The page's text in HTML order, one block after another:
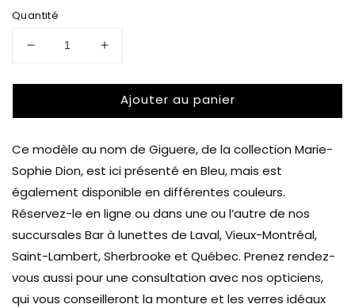
Quantité
Réduire
quantité
Marie-
Dion
-
Giguere
-
Bleu
|
Bar
lunettes
Augmenter
quantité
Marie-
Dion
-
Giguere
-
Bleu
|
Bar
lunettes
Ajouter au panier
Ce modèle au nom de Giguere, de la collection Marie-
Sophie Dion, est ici présenté en Bleu, mais est
également disponible en différentes couleurs.
Réservez-le en ligne ou dans une ou l’autre de nos
succursales Bar à lunettes de Laval, Vieux-Montréal,
Saint-Lambert, Sherbrooke et Québec. Prenez rendez-
vous aussi pour une consultation avec nos opticiens,
qui vous conseilleront la monture et les verres idéaux